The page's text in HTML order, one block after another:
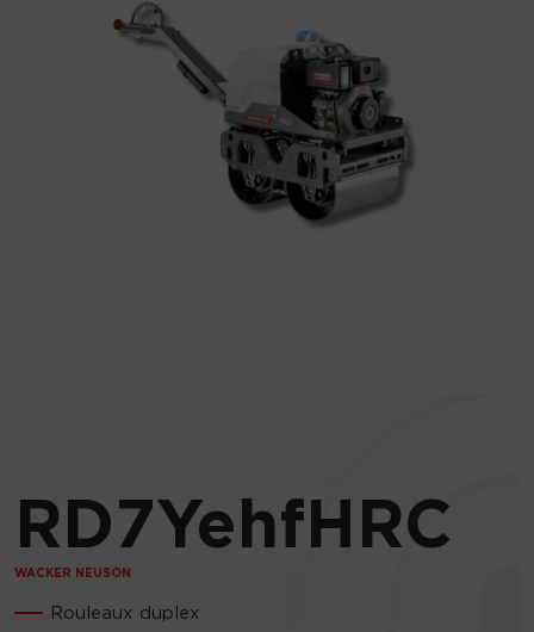
RD7YehfHRC
WACKER NEUSON
Rouleaux duplex